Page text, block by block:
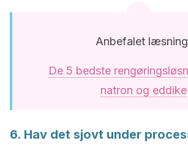
Anbefalet
De 5 bedste
natron og eddike
6. Hav det sjovt under